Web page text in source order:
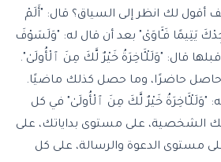
أقول لك انظر إلى السياق؟ قال: "أَلَمْ
يَتِيمًا فَـَٔاوَىٰ" بعد أن قال له: "وَلَسَوْفَ
قال: "وَلَلْـَٔاخِرَةُ خَيْرٌ لَّكَ مِنَ ٱلْأُولَىٰ".
حاصل حاضرًا، وما حصل كذلك ماضيًا.
"وَلَلْـَٔاخِرَةُ خَيْرٌ لَّكَ مِنَ ٱلْأُولَىٰ" في كل
الشخصية، على مستوى بداياتك، على
مستوى الدعوة والرسالة، على كل